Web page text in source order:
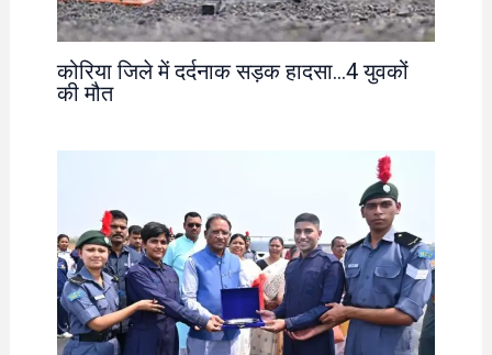
कोरिया जिले में दर्दनाक सड़क हादसा…4 युवकों
की मौत